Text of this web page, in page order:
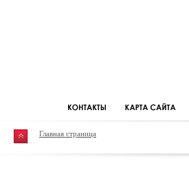
Главная страница